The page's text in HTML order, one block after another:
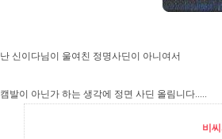
난 신이다님이 울여친 정명사딘이 아니여서
캠발이 아닌가 하는 생각에 정면 사딘 올림니다.....
비